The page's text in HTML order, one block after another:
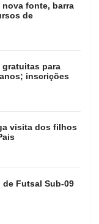
nova fonte, barra
de
gratuitas para
inscrições
visita dos filhos
de Futsal Sub-09